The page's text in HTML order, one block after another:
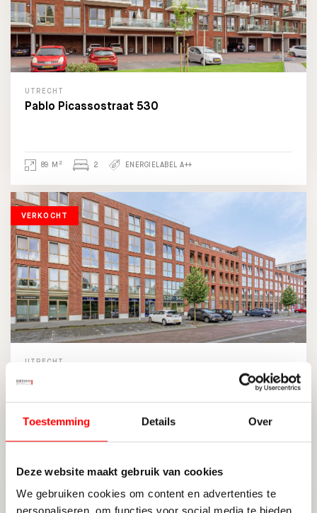
Toestemming Details Over
Deze website maakt gebruik van cookies
We gebruiken cookies om content en advertenties te
UTRECHT
Pablo Picassostraat 530
89 M 2 2 ENERGIELABEL A++
VERKOCHT
UTRECHT
Pablo Picassostraat 528